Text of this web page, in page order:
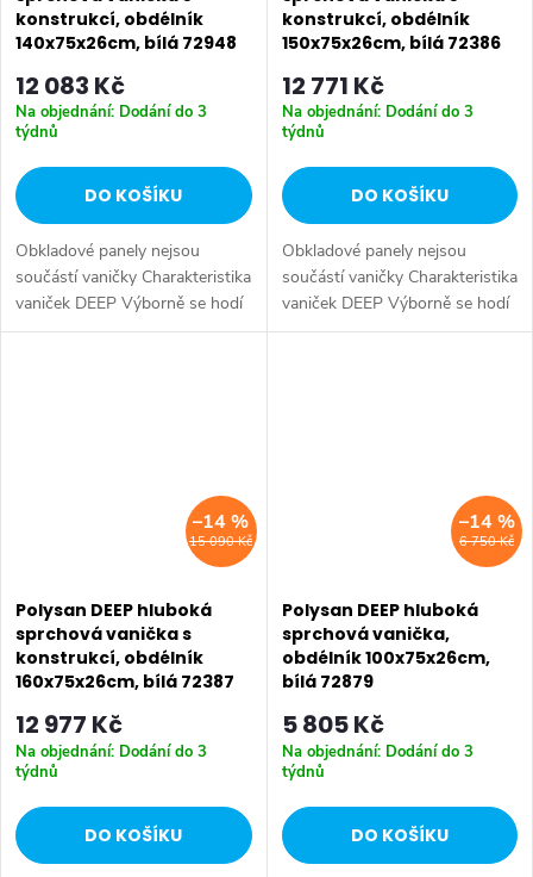
konstrukcí, obdélník
140x75x26cm, bílá 72948
12 083 Kč
Na objednání: Dodání do 3
týdnů
DO KOŠÍKU
Obkladové panely nejsou
součástí vaničky Charakteristika
vaniček DEEP Výborně se hodí
pro rekonstrukce koupelen v
konstrukcí, obdélník
150x75x26cm, bílá 72386
12 771 Kč
Na objednání: Dodání do 3
týdnů
DO KOŠÍKU
Obkladové panely nejsou
součástí vaničky Charakteristika
vaniček DEEP Výborně se hodí
pro rekonstrukce koupelen v
15 090 Kč
–14 %
Polysan DEEP hluboká
sprchová vanička s
konstrukcí, obdélník
160x75x26cm, bílá 72387
12 977 Kč
Na objednání: Dodání do 3
týdnů
DO KOŠÍKU
6 750 Kč
–14 %
Polysan DEEP hluboká
sprchová vanička,
obdélník 100x75x26cm,
bílá 72879
5 805 Kč
Na objednání: Dodání do 3
týdnů
DO KOŠÍKU